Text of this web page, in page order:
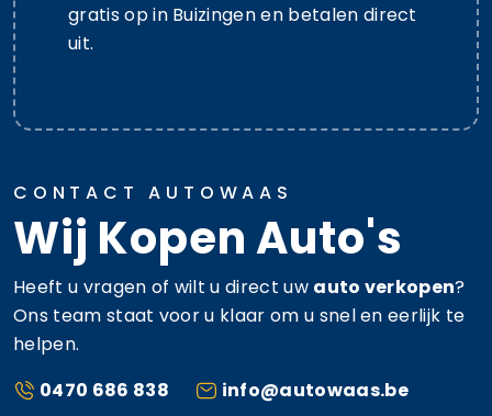
gratis op in Buizingen en betalen direct
uit.
CONTACT AUTOWAAS
Wij Kopen Auto's
Heeft u vragen of wilt u direct uw auto verkopen?
Ons team staat voor u klaar om u snel en eerlijk te
helpen.
0470 686 838
info@autowaas.be